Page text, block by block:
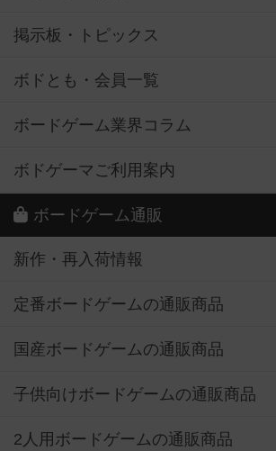
掲示板・トピックス
ボドとも・会員一覧
ボードゲーム業界コラム
ボドゲーマご利用案内
ボードゲーム通販
新作・再入荷情報
定番ボードゲームの通販商品
国産ボードゲームの通販商品
子供向けボードゲームの通販商品
2人用ボードゲームの通販商品